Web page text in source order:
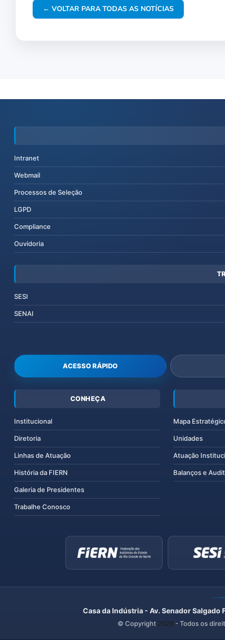
← VOLTAR PARA TODAS AS NOTÍCIAS
Intranet
Webmail
Processos de Seleção
LGPD
Compliance
Ouvidoria
SESI
SENAI
ACESSO RÁPIDO
CONHEÇA
Institucional
Diretoria
Linhas de Atuação
História da FIERN
Galeria de Presidentes
Trabalhe Conosco
Mapa
Unidades
Atuação
Balanços e
Casa da Indústria - Av. Senador
© Copyright 2026 - Todos os